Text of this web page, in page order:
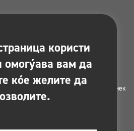
Каталози производа
МСДС картице
Планови апликација за Цлинек
производе
користи
омогућава вам да
које желите да